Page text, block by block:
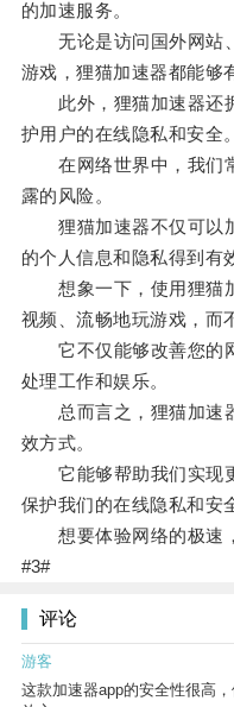
的加速服务。
无论是访问国外网站
游戏，狸猫加速器都能够
此外，狸猫加速器还拥
护用户的在线隐私和安全。
在网络世界中，我们
露的风险。
狸猫加速器不仅可以加
的个人信息和隐私得到有
想象一下，使用狸猫
视频、流畅地玩游戏，而
它不仅能够改善您的
处理工作和娱乐。
总而言之，狸猫加速
效方式。
它能够帮助我们实现
保护我们的在线隐私和安
想要体验网络的极速，
#3#
评论
游客
这款加速器app的安全性很高